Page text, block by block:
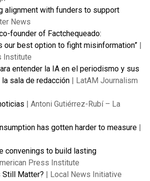
alignment with funders to support
News
founder of Factchequeado:
our best option to fight misinformation”
Institute
entender la IA en el periodismo y sus
sala de redacción | LatAM Journalism
| Antoni Gutiérrez-Rubí – La
has gotten harder to measure
convenings to build lasting
Press Institute
Still Matter? | Local News Initiative